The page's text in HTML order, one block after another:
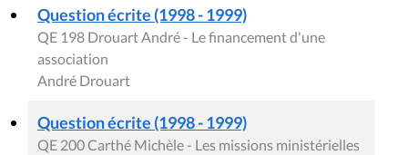
Question écrite (1998 - 1999)
QE 198 Drouart André - Le financement d'une
association
André Drouart
Question écrite (1998 - 1999)
QE 200 Carthé Michèle - Les missions ministérielles